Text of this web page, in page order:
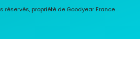
réservés, propriété de Goodyear France